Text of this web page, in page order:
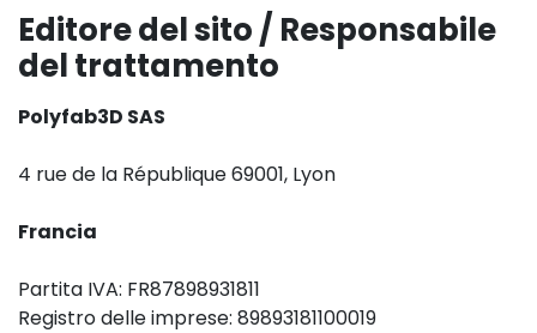
Editore del sito / Responsabile
del trattamento
Polyfab3D SAS
4 rue de la République 69001, Lyon
Francia
Partita IVA: FR87898931811
Registro delle imprese: 89893181100019